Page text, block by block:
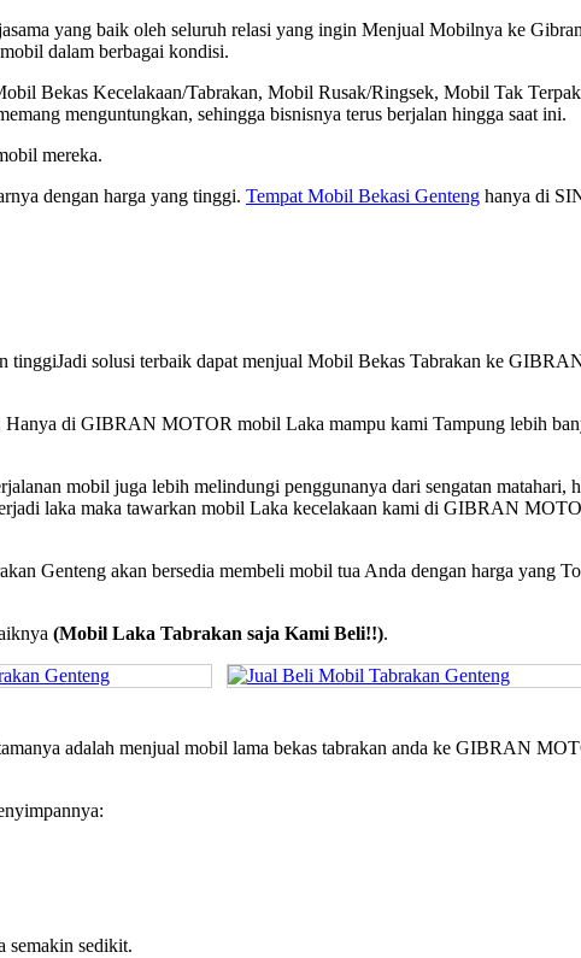
yang baik oleh seluruh relasi yang ingin Menjual Mobilnya ke
dalam berbagai kondisi.
Bekas Kecelakaan/Tabrakan, Mobil Rusak/Ringsek, Mobil Tak
menguntungkan, sehingga bisnisnya terus berjalan hingga saat ini.
mereka.
dengan harga yang tinggi. Tempat Mobil Bekasi Genteng hanya di
tinggiJadi solusi terbaik dapat menjual Mobil Bekas Tabrakan ke
Hanya di GIBRAN MOTOR mobil Laka mampu kami Tampung lebih
mobil juga lebih melindungi penggunanya dari sengatan matahari,
laka maka tawarkan mobil Laka kecelakaan kami di GIBRAN
Genteng akan bersedia membeli mobil tua Anda dengan harga yang
(Mobil Laka Tabrakan saja Kami Beli!!).
adalah menjual mobil lama bekas tabrakan anda ke GIBRAN
semakin sedikit.